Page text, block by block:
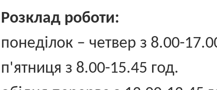
Розклад роботи:
понеділок – четвер з 8.00-
п'ятниця з 8.00-15.45 год.